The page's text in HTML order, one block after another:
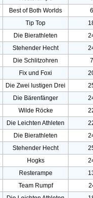
Best of Both Worlds
6
Tip Top
Die Bierathleten
Stehender Hecht
Die Schlitzohren
7
Fix und Foxi
Die Zwei lustigen Drei
Die Bärenfänger
Wilde Röcke
Die Leichten Athleten
Die Bierathleten
Stehender Hecht
Hogks
Resterampe
Team Rumpf